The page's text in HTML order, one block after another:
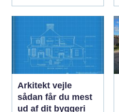
Arkitekt vejle
sådan får du mest
ud af dit byggeri